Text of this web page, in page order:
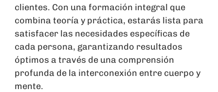
clientes. Con una formación integral que
combina teoría y práctica, estarás lista para
satisfacer las necesidades específicas de
cada persona, garantizando resultados
óptimos a través de una comprensión
profunda de la interconexión entre cuerpo y
mente.